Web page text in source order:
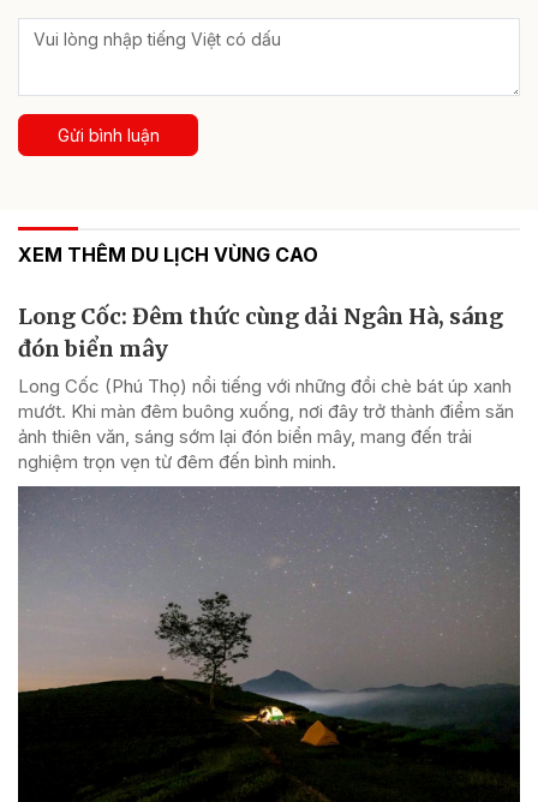
Gửi bình luận
XEM THÊM DU LỊCH VÙNG CAO
Long Cốc: Đêm thức cùng dải Ngân Hà, sáng
đón biển mây
Long Cốc (Phú Thọ) nổi tiếng với những đồi chè bát úp xanh
mướt. Khi màn đêm buông xuống, nơi đây trở thành điểm săn
ảnh thiên văn, sáng sớm lại đón biển mây, mang đến trải
nghiệm trọn vẹn từ đêm đến bình minh.